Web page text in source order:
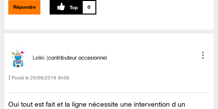
Répondre 0
Leilei contributeur occasionnel
Posté le ‎29/08/2018 8h06
Oui tout est fait et la ligne nécessite une intervention d un